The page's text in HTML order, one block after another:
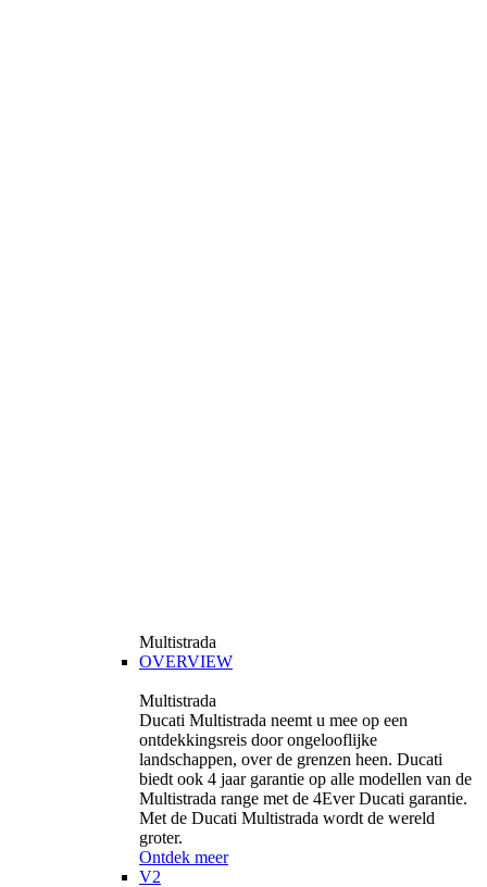
Multistrada
OVERVIEW
Multistrada
Ducati Multistrada neemt u mee op een
ontdekkingsreis door ongelooflijke
landschappen, over de grenzen heen. Ducati
biedt ook 4 jaar garantie op alle modellen van de
Multistrada range met de 4Ever Ducati garantie.
Met de Ducati Multistrada wordt de wereld
groter.
Ontdek meer
V2